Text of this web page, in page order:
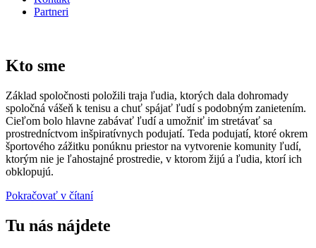
Partneri
Kto sme
Základ spoločnosti položili traja ľudia, ktorých dala dohromady
spoločná vášeň k tenisu a chuť spájať ľudí s podobným zanietením.
Cieľom bolo hlavne zabávať ľudí a umožniť im stretávať sa
prostredníctvom inšpiratívnych podujatí. Teda podujatí, ktoré okrem
športového zážitku ponúknu priestor na vytvorenie komunity ľudí,
ktorým nie je ľahostajné prostredie, v ktorom žijú a ľudia, ktorí ich
obklopujú.
Pokračovať v čítaní
Tu nás nájdete